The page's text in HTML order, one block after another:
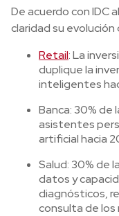
De acuerdo con IDC
claridad su evolución
Retail: La
duplique la
inteligentes
Banca: 30% de
asistentes
artificial hacia
Salud: 30% de
datos y
diagnósticos,
consulta de los